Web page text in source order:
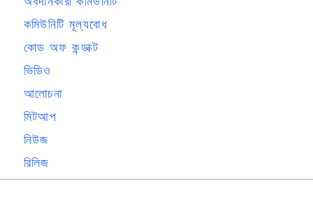
কমিউনিটি মূল্যবোধ
কোড অফ কন্ডাক্ট
ভিডিও
আলোচনা
মিটআপ
নিউজ
রিলিজ